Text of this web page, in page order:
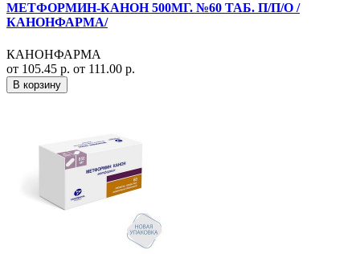
МЕТФОРМИН-КАНОН 500МГ. №60 ТАБ. П/П/О /
КАНОНФАРМА/
КАНОНФАРМА
от 105.45 р. от 111.00 р.
В корзину